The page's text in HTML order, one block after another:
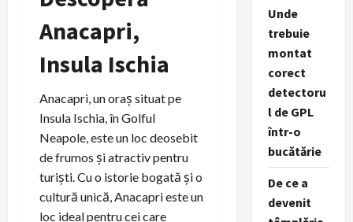
Anacapri,
Insula Ischia
Anacapri, un oraș situat pe
Insula Ischia, în Golful
Neapole, este un loc deosebit
de frumos și atractiv pentru
turiști. Cu o istorie bogată și o
cultură unică, Anacapri este un
loc ideal pentru cei care
Unde
trebuie
montat
corect
detectoru
l de GPL
într-o
bucătărie
De ce a
devenit